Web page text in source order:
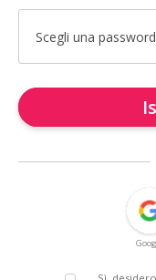
Scegli una password